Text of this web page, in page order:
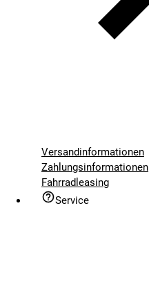
Versandinformationen
Zahlungsinformationen
Fahrradleasing
Service